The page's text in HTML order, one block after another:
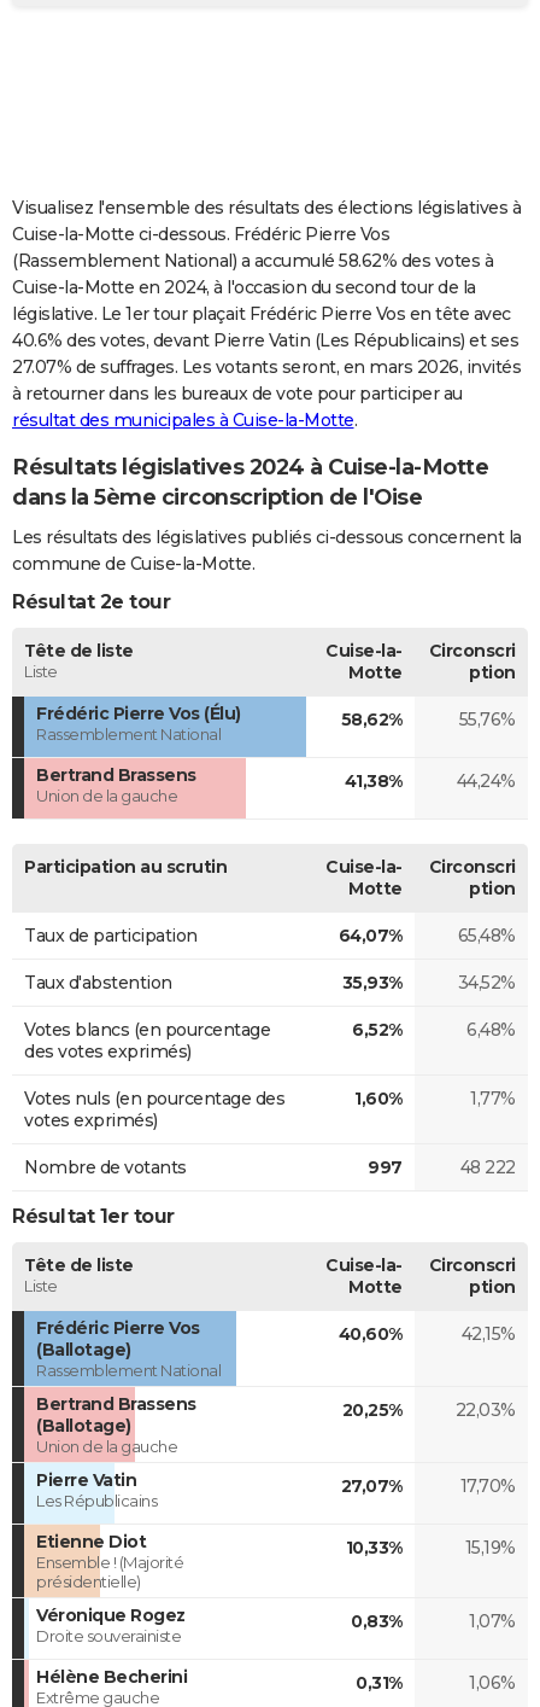
Carte de Noël
Carte Bonne année
Carte Saint-Valentin
Carte Pâques
Carte d'anniversaire
DICTIONNAIRE
Dictionnaire
Biographies
Citations
Expressions
Proverbes
COPAINS D'AVANT
S'inscrire
Se connecter
Lycées
Collèges
Primaires
Universités
Entreprises
Service militaire
Avis de recherche
AVIS DE DÉCÈS
FORUM
Bricolage
Lifestyle
Culture
Sport
Auto
Television
Voyage
Cinema
Visualisez l'ensemble des résultats des élections législatives à
Cuise-la-Motte ci-dessous. Frédéric Pierre Vos
(Rassemblement National) a accumulé 58.62% des votes à
Cuise-la-Motte en 2024, à l'occasion du second tour de la
législative. Le 1er tour plaçait Frédéric Pierre Vos en tête avec
40.6% des votes, devant Pierre Vatin (Les Républicains) et ses
27.07% de suffrages. Les votants seront, en mars 2026, invités
à retourner dans les bureaux de vote pour participer au
résultat des municipales à Cuise-la-Motte.
Résultats législatives 2024 à Cuise-la-Motte
dans la 5ème circonscription de l'Oise
Les résultats des législatives publiés ci-dessous concernent la
commune de Cuise-la-Motte.
Résultat 2e tour
Tête de liste
Liste
Cuise-la-
Motte
Circonscri
ption
Frédéric Pierre Vos (Élu)
Rassemblement National
58,62% 55,76%
Bertrand Brassens
Union de la gauche
41,38% 44,24%
Participation au scrutin
Cuise-la-
Motte
Circonscri
ption
Taux de participation 64,07% 65,48%
Taux d'abstention 35,93% 34,52%
Votes blancs (en pourcentage
des votes exprimés)
6,52% 6,48%
Votes nuls (en pourcentage des
votes exprimés)
1,60% 1,77%
Nombre de votants 997 48 222
Résultat 1er tour
Tête de liste
Liste
Cuise-la-
Motte
Circonscri
ption
Frédéric Pierre Vos
(Ballotage)
Rassemblement National
40,60% 42,15%
Bertrand Brassens
(Ballotage)
Union de la gauche
20,25% 22,03%
Pierre Vatin
Les Républicains
27,07% 17,70%
Etienne Diot
Ensemble ! (Majorité
présidentielle)
10,33% 15,19%
Véronique Rogez
Droite souverainiste
0,83% 1,07%
Hélène Becherini
Extrême gauche
0,31% 1,06%